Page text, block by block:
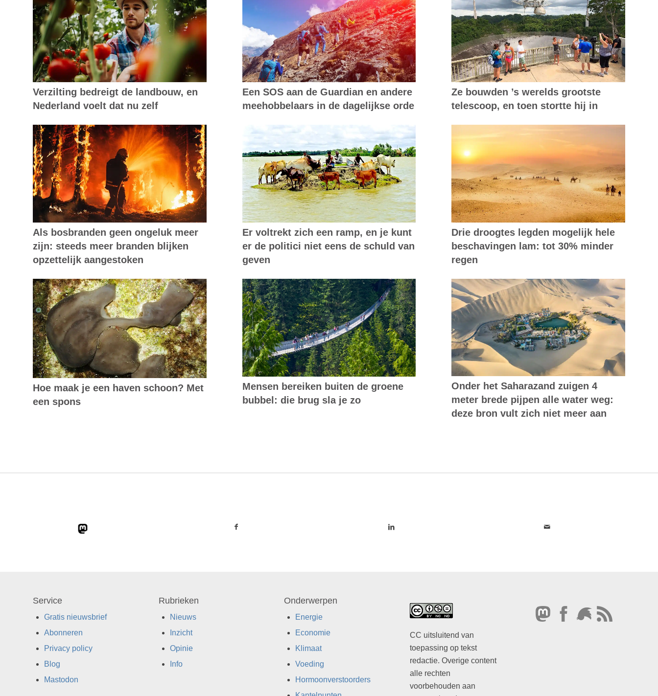
Verzilting bedreigt de landbouw, en
Nederland voelt dat nu zelf
Als bosbranden geen ongeluk meer
zijn: steeds meer branden blijken
opzettelijk aangestoken
Hoe maak je een haven schoon? Met
een spons
Een SOS aan de Guardian en andere
meehobbelaars in de dagelijkse orde
Er voltrekt zich een ramp, en je kunt
er de politici niet eens de schuld van
geven
Mensen bereiken buiten de groene
bubbel: die brug sla je zo
Ze bouwden ’s werelds grootste
telescoop, en toen stortte hij in
Drie droogtes legden mogelijk hele
beschavingen lam: tot 30% minder
regen
Onder het Saharazand zuigen 4
meter brede pijpen alle water weg:
deze bron vult zich niet meer aan
Service
Gratis nieuwsbrief
Abonneren
Privacy policy
Blog
Mastodon
Rubrieken
Nieuws
Inzicht
Opinie
Info
Onderwerpen
Energie
Economie
Klimaat
Voeding
Hormoonverstoorders
CC uitsluitend van
toepassing op tekst
redactie. Overige content
alle rechten
voorbehouden aan